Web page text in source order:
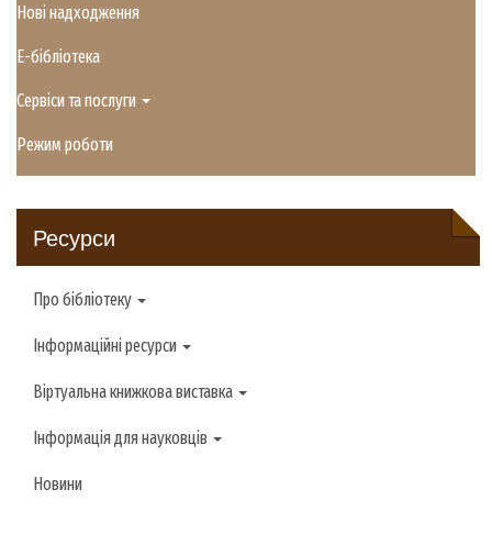
Нові надходження
E-бібліотека
Сервіси та послуги
Режим роботи
Ресурси
Про бібліотеку
Інформаційні ресурси
Віртуальна книжкова виставка
Інформація для науковців
Новини